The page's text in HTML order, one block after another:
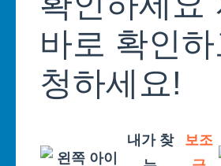
바로 확인하
청하세요!
내가 찾
보조